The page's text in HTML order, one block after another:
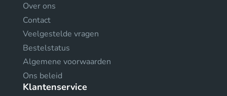
Over ons
Contact
Veelgestelde vragen
Bestelstatus
Algemene voorwaarden
Ons beleid
Klantenservice